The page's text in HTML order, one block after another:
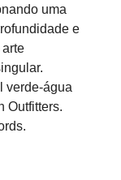
uma
e
verde-água
Outfitters.